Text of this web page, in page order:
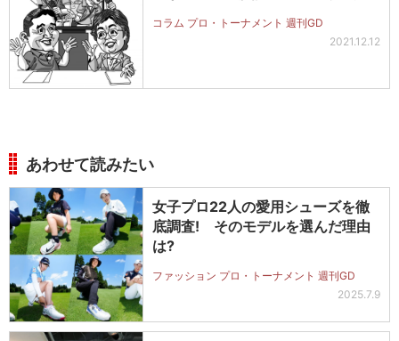
コラム プロ・トーナメント 週刊GD
2021.12.12
あわせて読みたい
女子プロ22人の愛用シューズを徹
底調査! そのモデルを選んだ理由
は?
ファッション プロ・トーナメント 週刊GD
2025.7.9